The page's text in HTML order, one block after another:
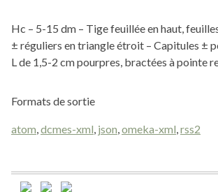
Hc – 5-15 dm – Tige feuillée en haut,
± réguliers en triangle étroit – Capitules ±
L de 1,5-2 cm pourpres, bractées à pointe
Formats de sortie
atom,dcmes-xml, json,omeka-xml,rss2